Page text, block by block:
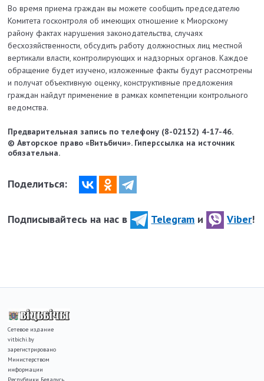
Во время приема граждан вы можете сообщить председателю
Комитета госконтроля об имеющих отношение к Миорскому
району фактах нарушения законодательства, случаях
бесхозяйственности, обсудить работу должностных лиц местной
вертикали власти, контролирующих и надзорных органов. Каждое
обращение будет изучено, изложенные факты будут рассмотрены
и получат объективную оценку, конструктивные предложения
граждан найдут применение в рамках компетенции контрольного
ведомства.
Предварительная запись по телефону (8-02152) 4-17-46.
© Авторское право «Витьбичи». Гиперссылка на источник
обязательна.
Поделиться:
Подписывайтесь на нас в Telegram и Viber!
Сетевое издание
vitbichi.by
зарегистрировано
Министерством
информации